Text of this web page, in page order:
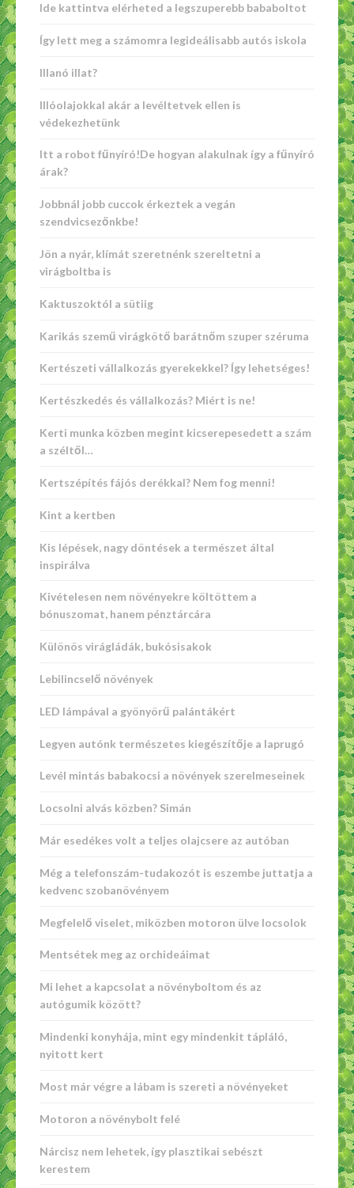
Ide kattintva elérheted a legszuperebb bababoltot
Így lett meg a számomra legideálisabb autós iskola
Illanó illat?
Illóolajokkal akár a levéltetvek ellen is
védekezhetünk
Itt a robot fűnyíró!De hogyan alakulnak így a fűnyíró
árak?
Jobbnál jobb cuccok érkeztek a vegán
szendvicsezőnkbe!
Jön a nyár, klímát szeretnénk szereltetni a
virágboltba is
Kaktuszoktól a sütiig
Karikás szemű virágkötő barátnőm szuper széruma
Kertészeti vállalkozás gyerekekkel? Így lehetséges!
Kertészkedés és vállalkozás? Miért is ne!
Kerti munka közben megint kicserepesedett a szám
a széltől…
Kertszépítés fájós derékkal? Nem fog menni!
Kint a kertben
Kis lépések, nagy döntések a természet által
inspirálva
Kivételesen nem növényekre költöttem a
bónuszomat, hanem pénztárcára
Különös virágládák, bukósisakok
Lebilincselő növények
LED lámpával a gyönyörű palántákért
Legyen autónk természetes kiegészítője a laprugó
Levél mintás babakocsi a növények szerelmeseinek
Locsolni alvás közben? Simán
Már esedékes volt a teljes olajcsere az autóban
Még a telefonszám-tudakozót is eszembe juttatja a
kedvenc szobanövényem
Megfelelő viselet, miközben motoron ülve locsolok
Mentsétek meg az orchideáimat
Mi lehet a kapcsolat a növényboltom és az
autógumik között?
Mindenki konyhája, mint egy mindenkit tápláló,
nyitott kert
Most már végre a lábam is szereti a növényeket
Motoron a növénybolt felé
Nárcisz nem lehetek, így plasztikai sebészt
kerestem